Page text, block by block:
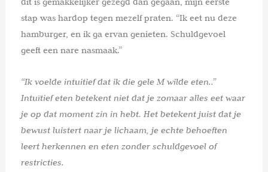
stap was hardop tegen mezelf praten. “Ik eet nu deze
hamburger, en ik ga ervan genieten. Schuldgevoel
geeft een nare nasmaak.”
“Ik voelde intuitief dat ik die gele M wilde eten..”
Intuïtief eten betekent niet dat je zomaar alles eet waar
je op dat moment zin in hebt. Het betekent juist dat je
bewust luistert naar je lichaam, je echte behoeften
leert herkennen en eten zonder schuldgevoel of
restricties.